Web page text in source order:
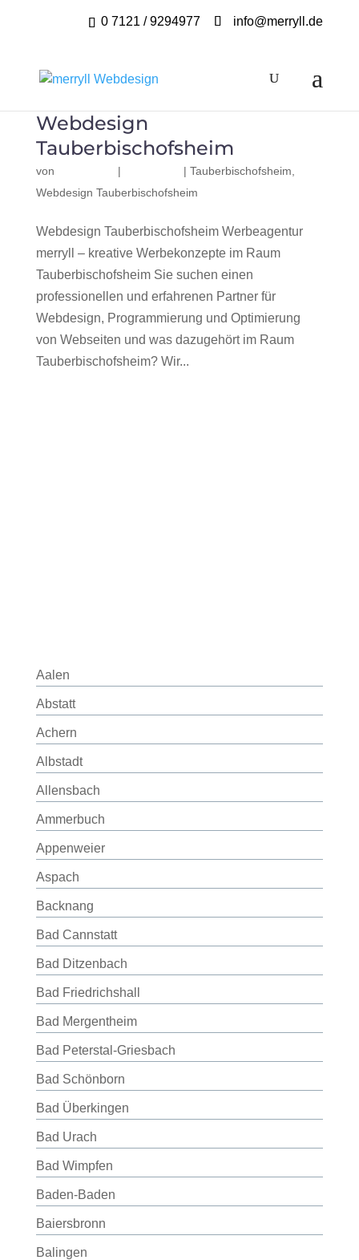
0 7121 / 9294977 info@merryll.de
Webdesign
Tauberbischofsheim
von | | Tauberbischofsheim
Webdesign Tauberbischofsheim
Webdesign Tauberbischofsheim Werbeagentur
merryll – kreative Werbekonzepte im Raum
Tauberbischofsheim Sie suchen einen
professionellen und erfahrenen Partner für
Webdesign, Programmierung und Optimierung
von Webseiten und was dazugehört im Raum
Tauberbischofsheim? Wir...
Aalen
Abstatt
Achern
Albstadt
Allensbach
Ammerbuch
Appenweier
Aspach
Backnang
Bad Cannstatt
Bad Ditzenbach
Bad Friedrichshall
Bad Mergentheim
Bad Peterstal-Griesbach
Bad Schönborn
Bad Überkingen
Bad Urach
Bad Wimpfen
Baden-Baden
Baiersbronn
Balingen